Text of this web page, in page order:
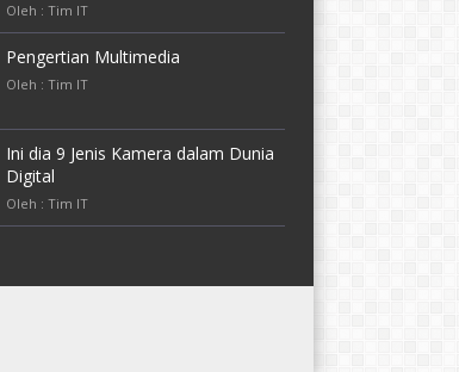
Oleh : Tim IT
Pengertian Multimedia
Oleh : Tim IT
Ini dia 9 Jenis Kamera dalam Dunia
Digital
Oleh : Tim IT